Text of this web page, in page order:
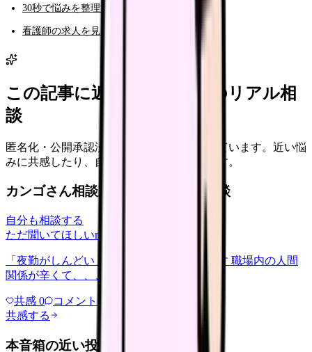
30秒で悩みを整理する（悩み診断）
看護師の求人を見る
この記事に近い看護師さんのリアル相
談
匿名化・公開承認済みの本音だけを表示しています。近い悩
みに共感したり、自分の状況を投稿できます。
カンゴさん相談室から共有された相談
自分も相談する
ただ聞いてほしいrelationships
「夜勤がしんどい」について相談したいです 職場内の人間
関係が辛くて、、、
共感 0 コメント
共感する
本音箱の近い投稿